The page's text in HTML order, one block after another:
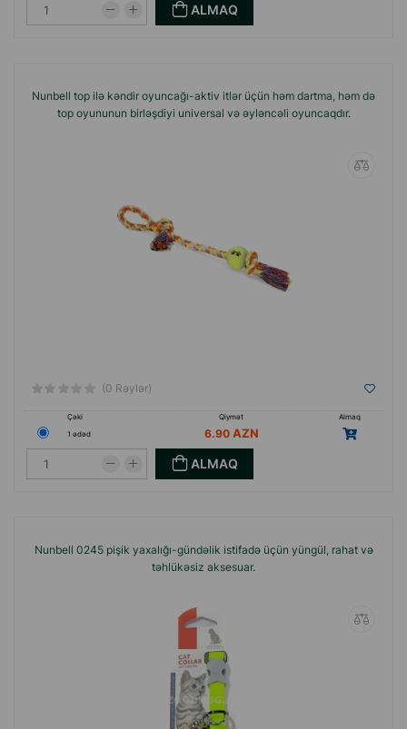
ALMAQ
Nunbell top ilə kəndir oyuncağı-aktiv itlər üçün həm dartma, həm də
top oyununun birləşdiyi universal və əyləncəli oyuncaqdır.
(0 Rəylər)
Çəki Qiymət
Almaq
1 ədəd
6.90
ALMAQ
Nunbell 0245 pişik yaxalığı-gündəlik istifadə üçün yüngül, rahat və
təhlükəsiz aksesuar.